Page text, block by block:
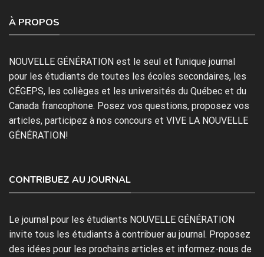
À PROPOS
NOUVELLE GÉNÉRATION est le seul et l’unique journal
pour les étudiants de toutes les écoles secondaires, les
CÉGEPS, les collèges et les universités du Québec et du
Canada francophone. Posez vos questions, proposez vos
articles, participez à nos concours et VIVE LA NOUVELLE
GÉNÉRATION!
CONTRIBUEZ AU JOURNAL
Le journal pour les étudiants NOUVELLE GÉNÉRATION
invite tous les étudiants à contribuer au journal. Proposez
des idées pour les prochains articles et informez-nous de